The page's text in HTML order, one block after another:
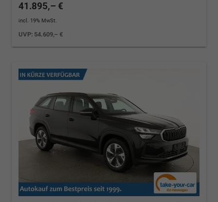
41.895,– €
incl. 19% MwSt.
UVP: 54.609,– €